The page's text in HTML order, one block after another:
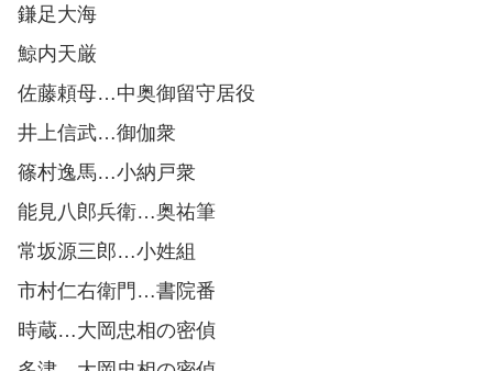
鎌足大海
鯨内天厳
佐藤頼母…中奥御留守居役
井上信武…御伽衆
篠村逸馬…小納戸衆
能見八郎兵衛…奥祐筆
常坂源三郎…小姓組
市村仁右衛門…書院番
時蔵…大岡忠相の密偵